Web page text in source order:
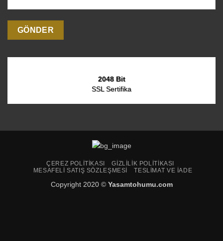
2048 Bit
SSL Sertifika
ÇEREZ POLITIKASI
GIZLILIK POLITIKASI
MESAFELI SATIŞ SÖZLEŞMESI
TESLIMAT VE İADE
Copyright 2020 © Yasamtohumu.com